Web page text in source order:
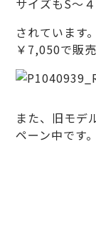
サイズもS～
されています
￥7,050で販売
また、旧モデ
ペーン中です